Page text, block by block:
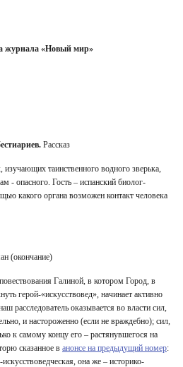
журнала «Новый мир»
Рассказ
таинственного водного зверька,
- опасного. Гость – испанский биолог-
какого органа возможен контакт человека
(окончание)
Галиной, в котором Город, в
герой-«искусствовед», начинает активно
расследователь оказывается во власти сил,
и настороженно (если не враждебно); сил,
к самому концу его – растянувшегося на
сказанное в анонсе на предыдущий номер:
она же – историко-